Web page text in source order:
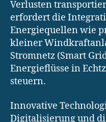
Verlusten
erfordert die
Energiequellen wie
kleiner
Stromnetz (Smart
Energieflüsse in
steuern.
Innovative
Digitalisierung und